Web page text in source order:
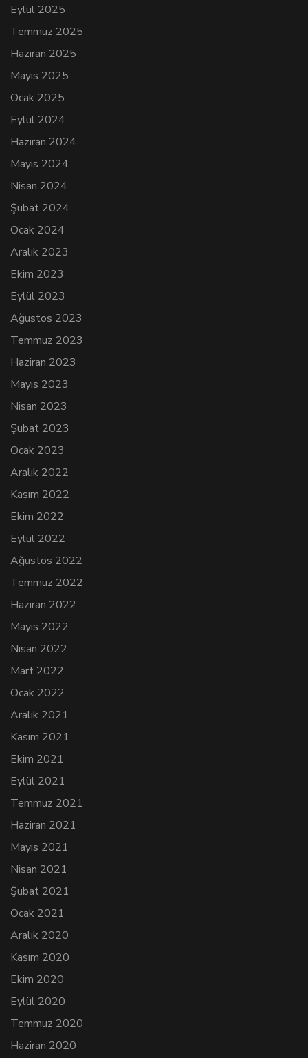
Eylül 2025
Temmuz 2025
Haziran 2025
Mayıs 2025
Ocak 2025
Eylül 2024
Haziran 2024
Mayıs 2024
Nisan 2024
Şubat 2024
Ocak 2024
Aralık 2023
Ekim 2023
Eylül 2023
Ağustos 2023
Temmuz 2023
Haziran 2023
Mayıs 2023
Nisan 2023
Şubat 2023
Ocak 2023
Aralık 2022
Kasım 2022
Ekim 2022
Eylül 2022
Ağustos 2022
Temmuz 2022
Haziran 2022
Mayıs 2022
Nisan 2022
Mart 2022
Ocak 2022
Aralık 2021
Kasım 2021
Ekim 2021
Eylül 2021
Temmuz 2021
Haziran 2021
Mayıs 2021
Nisan 2021
Şubat 2021
Ocak 2021
Aralık 2020
Kasım 2020
Ekim 2020
Eylül 2020
Temmuz 2020
Haziran 2020